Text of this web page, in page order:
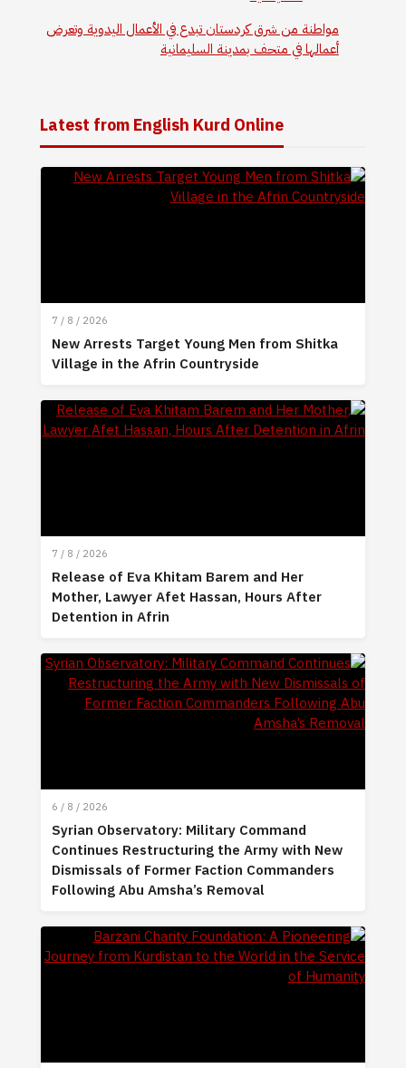
مواطنة من شرق كردستان تبدع في الأعمال اليدوية وتعرض
أعمالها في متحف بمدينة السليمانية
Latest from English Kurd Online
7 / 8 / 2026
New Arrests Target Young Men from Shitka
Village in the Afrin Countryside
7 / 8 / 2026
Release of Eva Khitam Barem and Her
Mother, Lawyer Afet Hassan, Hours After
Detention in Afrin
6 / 8 / 2026
Syrian Observatory: Military Command
Continues Restructuring the Army with New
Dismissals of Former Faction Commanders
Following Abu Amsha’s Removal